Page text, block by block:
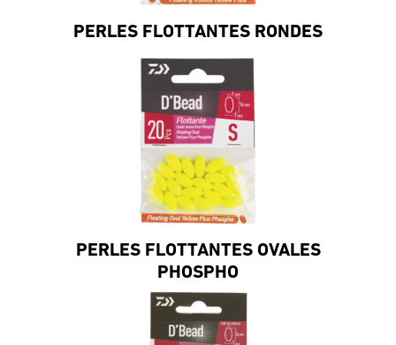
PERLES FLOTTANTES RONDES
PERLES FLOTTANTES OVALES
PHOSPHO